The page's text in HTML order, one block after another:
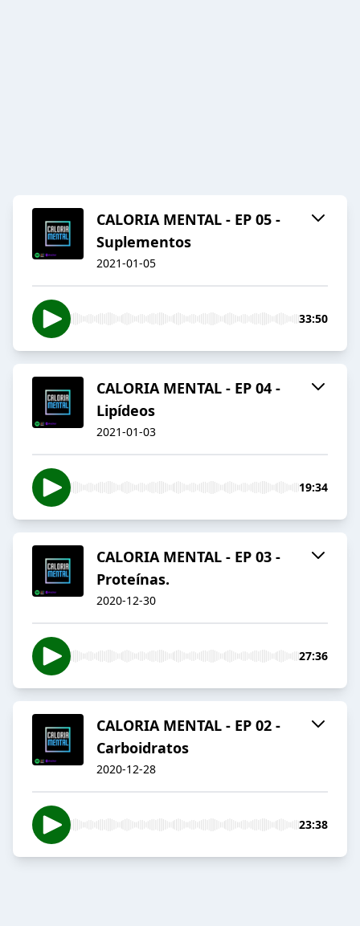
CALORIA MENTAL - EP 05 -
Suplementos
2021-01-05
33:50
CALORIA MENTAL - EP 04 -
Lipídeos
2021-01-03
19:34
CALORIA MENTAL - EP 03 -
Proteínas.
2020-12-30
27:36
CALORIA MENTAL - EP 02 -
Carboidratos
2020-12-28
23:38